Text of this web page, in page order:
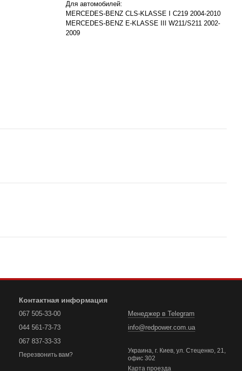
Для автомобилей:
MERCEDES-BENZ CLS-KLASSE I C219 2004-2010
MERCEDES-BENZ E-KLASSE III W211/S211 2002-
2009
Контактная информация
067 505-33-00
044 561-73-73
067 837-33-33
Перезвонить вам?
Менеджер в Telegram
info@redpower.com.ua
Украина, г. Киев, ул. Стеценко, 21,
офис 302
Карта проезда